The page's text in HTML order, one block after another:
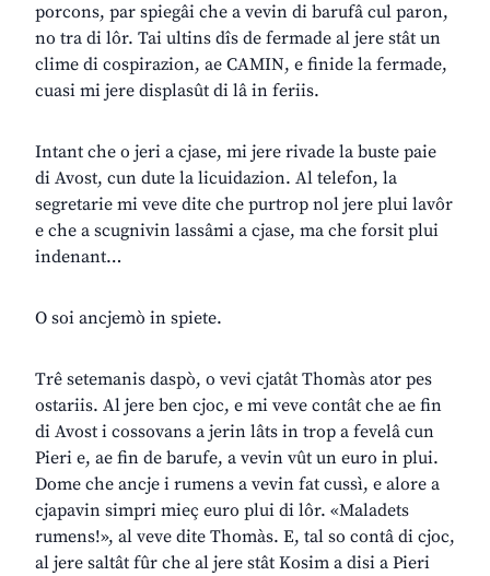
porcons, par spiegâi che a vevin di barufâ cul paron,
no tra di lôr. Tai ultins dîs de fermade al jere stât un
clime di cospirazion, ae CAMIN, e finide la fermade,
cuasi mi jere displasût di lâ in feriis.
Intant che o jeri a cjase, mi jere rivade la buste paie
di Avost, cun dute la licuidazion. Al telefon, la
segretarie mi veve dite che purtrop nol jere plui lavôr
e che a scugnivin lassâmi a cjase, ma che forsit plui
indenant…
O soi ancjemò in spiete.
Trê setemanis daspò, o vevi cjatât Thomàs ator pes
ostariis. Al jere ben cjoc, e mi veve contât che ae fin
di Avost i cossovans a jerin lâts in trop a fevelâ cun
Pieri e, ae fin de barufe, a vevin vût un euro in plui.
Dome che ancje i rumens a vevin fat cussì, e alore a
cjapavin simpri mieç euro plui di lôr. «Maladets
rumens!», al veve dite Thomàs. E, tal so contâ di cjoc,
al jere saltât fûr che al jere stât Kosim a disi a Pieri